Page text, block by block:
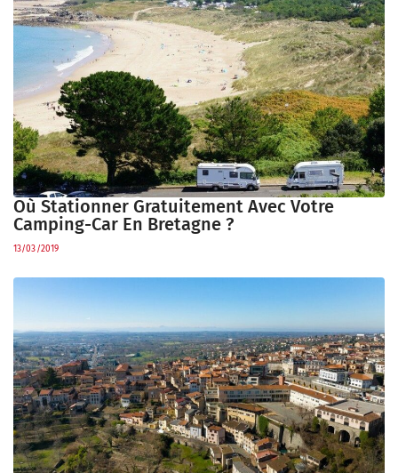
Où Stationner Gratuitement Avec Votre
Camping-Car En Bretagne ?
13/03/2019